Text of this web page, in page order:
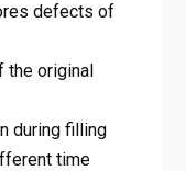
defects of
the original
during filling
time